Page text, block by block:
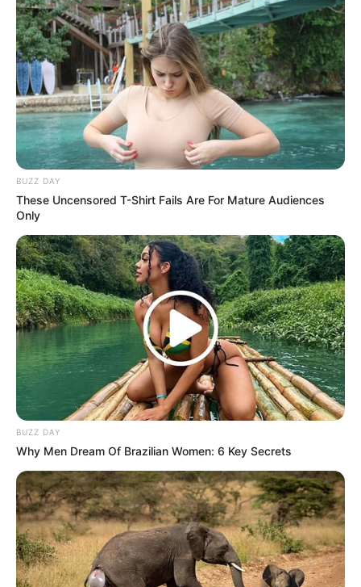
La nueva tecnología, conocida
como“HyperSea”, utiliza cápsulas
hidrodinámicas impulsadas por energía
electromagnética que se deslizan a través de
túneles submarinos presurizados. El resultado:
un transporte silencioso, sin emisiones
contaminantes y capaz de alcanzar velocidades
600 km/h bajo el agua
BUZZ DAY
These Uncensored T-Shirt Fails Are For Mature Audiences
Only
BUZZ DAY
Why Men Dream Of Brazilian Women: 6 Key Secrets